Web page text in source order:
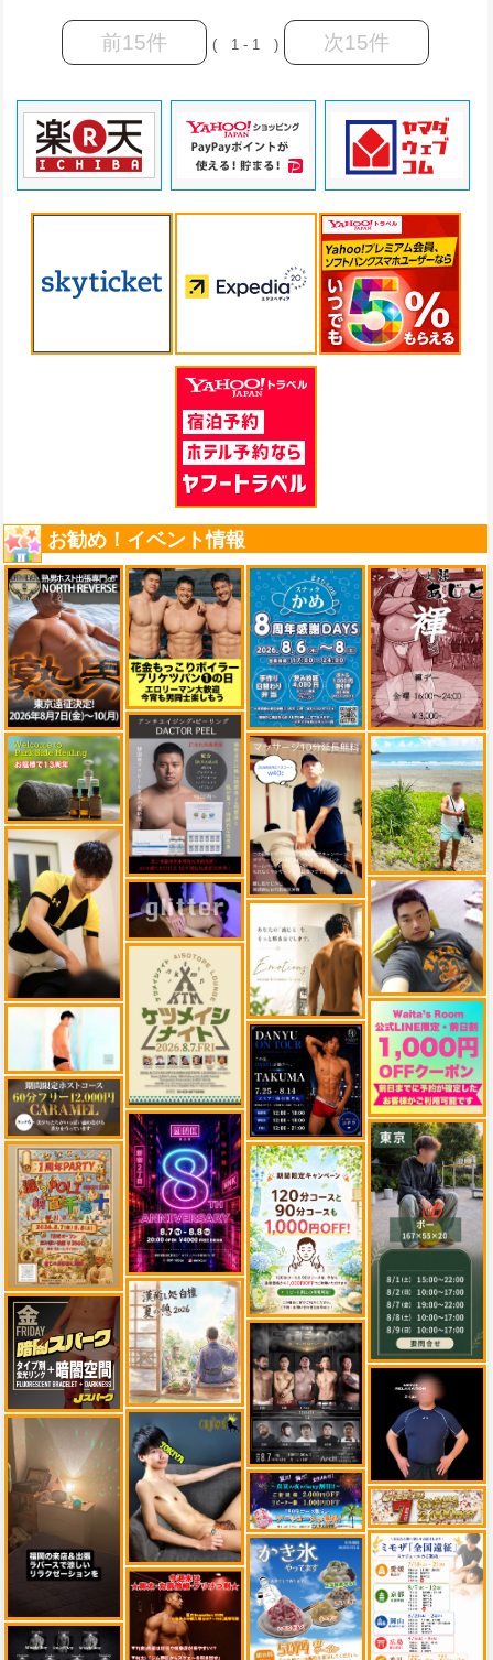
前15件 ( 1 - 1 ) 次15件
お勧め！イベント情報